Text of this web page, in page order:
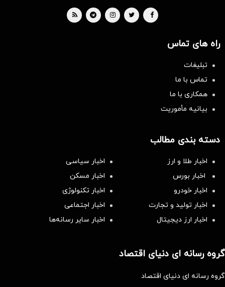
راه های تماس
تبلیغات
تماس با ما
همکاری با ما
بیانیه مأموریت
دسته بندی مطالب
اخبار طلا و ارز
اخبار سیاسی
اخبار بورس
اخبار مسکن
اخبار خودرو
اخبار تکنولوژی
اخبار تولید و تجارت
اخبار اجتماعی
اخبار ارز دیجیتال
اخبار سایر رسانه‌‌ها
گروه رسانه ای دنیای اقتصاد
گروه رسانه ای دنیای اقتصاد